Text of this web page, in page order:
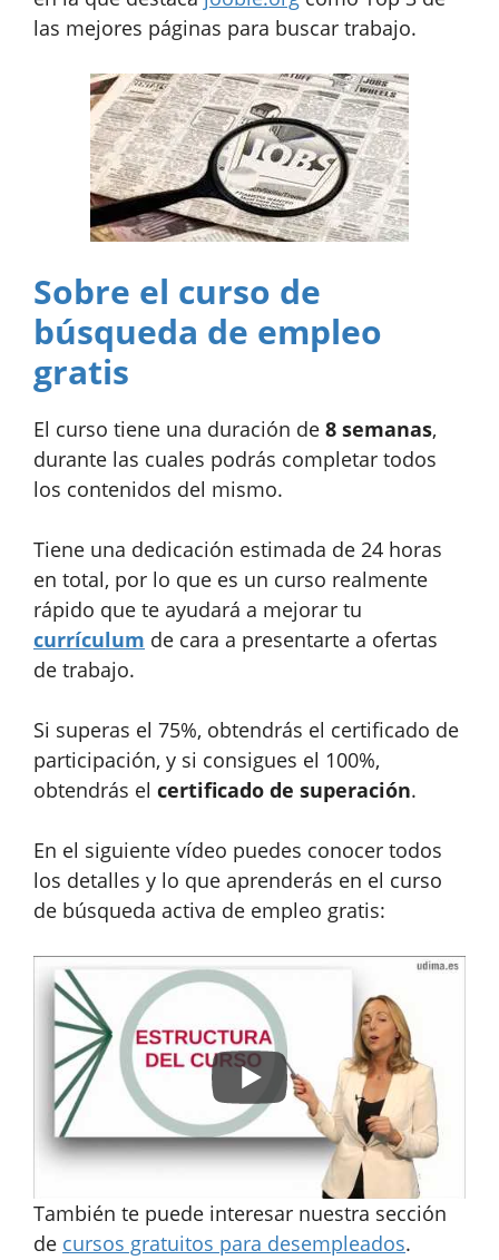
las mejores páginas para buscar trabajo.
Sobre el curso de
búsqueda de empleo
gratis
El curso tiene una duración de 8 semanas,
durante las cuales podrás completar todos
los contenidos del mismo.
Tiene una dedicación estimada de 24 horas
en total, por lo que es un curso realmente
rápido que te ayudará a mejorar tu
currículum de cara a presentarte a ofertas
de trabajo.
Si superas el 75%, obtendrás el certificado de
participación, y si consigues el 100%,
obtendrás el certificado de superación.
En el siguiente vídeo puedes conocer todos
los detalles y lo que aprenderás en el curso
de búsqueda activa de empleo gratis:
También te puede interesar nuestra sección
de cursos gratuitos para desempleados.